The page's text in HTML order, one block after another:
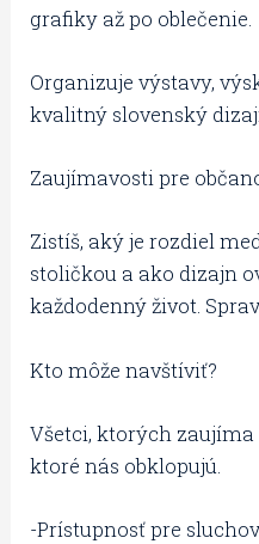
grafiky až po oblečenie.
Organizuje výstavy,
kvalitný slovenský
Zaujímavosti pre
Zistíš, aký je rozdiel
stoličkou a ako dizajn
každodenný život.
Kto môže navštíviť?
Všetci, ktorých
ktoré nás obklopujú.
-Prístupnosť pre